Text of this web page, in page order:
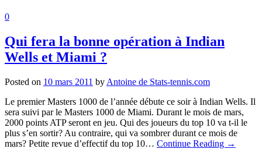
0
Qui fera la bonne opération à Indian
Wells et Miami ?
Posted on 10 mars 2011 by Antoine de Stats-tennis.com
Le premier Masters 1000 de l’année débute ce soir à Indian Wells. Il
sera suivi par le Masters 1000 de Miami. Durant le mois de mars,
2000 points ATP seront en jeu. Qui des joueurs du top 10 va t-il le
plus s’en sortir? Au contraire, qui va sombrer durant ce mois de
mars? Petite revue d’effectif du top 10… Continue Reading →